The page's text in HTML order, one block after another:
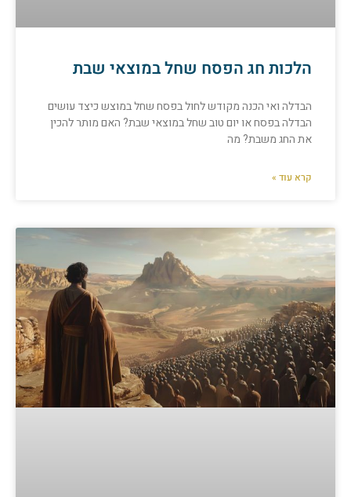
הלכות חג הפסח שחל במוצאי שבת
הבדלה ואי הכנה מקודש לחול בפסח שחל במוצש כיצד עושים
הבדלה בפסח או יום טוב שחל במוצאי שבת? האם מותר להכין
את החג משבת? מה
קרא עוד »